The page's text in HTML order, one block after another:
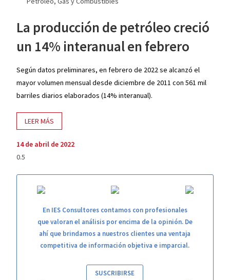
La producción de petróleo creció
un 14% interanual en febrero
Según datos preliminares, en febrero de 2022 se alcanzó el
mayor volumen mensual desde diciembre de 2011 con 561 mil
barriles diarios elaborados (14% interanual).
LEER MÁS
14 de abril de 2022
En IES Consultores contamos con profesionales
que valoran el análisis por encima de la opinión. De
ahí que brindamos a nuestros clientes una ventaja
competitiva de información objetiva e imparcial.
SUSCRIBIRSE